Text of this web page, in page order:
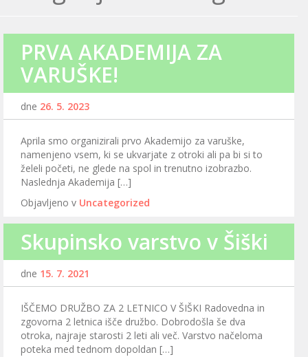
PRVA AKADEMIJA ZA
VARUŠKE!
dne 26. 5. 2023
Aprila smo organizirali prvo Akademijo za varuške,
namenjeno vsem, ki se ukvarjate z otroki ali pa bi si to
želeli početi, ne glede na spol in trenutno izobrazbo.
Naslednja Akademija […]
Objavljeno v Uncategorized
Skupinsko varstvo v Šiški
dne 15. 7. 2021
IŠČEMO DRUŽBO ZA 2 LETNICO V ŠIŠKI Radovedna in
zgovorna 2 letnica išče družbo. Dobrodošla še dva
otroka, najraje starosti 2 leti ali več. Varstvo načeloma
poteka med tednom dopoldan […]